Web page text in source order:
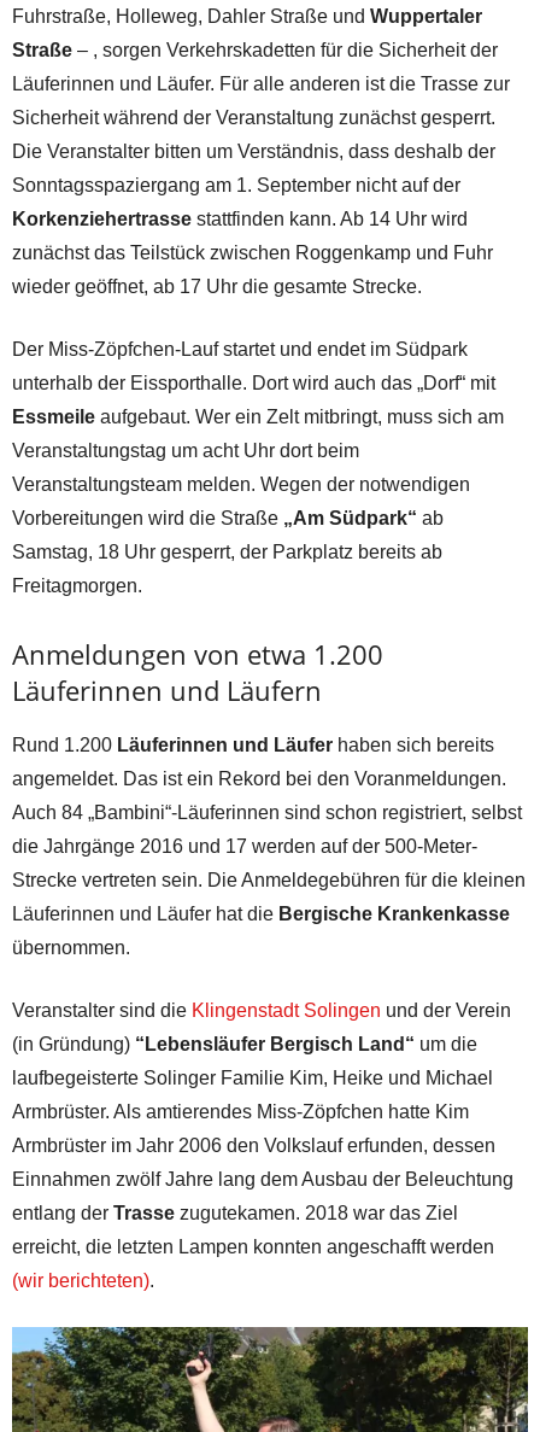
Fuhrstraße, Holleweg, Dahler Straße und Wuppertaler
Straße – , sorgen Verkehrskadetten für die Sicherheit der
Läuferinnen und Läufer. Für alle anderen ist die Trasse zur
Sicherheit während der Veranstaltung zunächst gesperrt.
Die Veranstalter bitten um Verständnis, dass deshalb der
Sonntagsspaziergang am 1. September nicht auf der
Korkenziehertrasse stattfinden kann. Ab 14 Uhr wird
zunächst das Teilstück zwischen Roggenkamp und Fuhr
wieder geöffnet, ab 17 Uhr die gesamte Strecke.
Der Miss-Zöpfchen-Lauf startet und endet im Südpark
unterhalb der Eissporthalle. Dort wird auch das „Dorf“ mit
Essmeile aufgebaut. Wer ein Zelt mitbringt, muss sich am
Veranstaltungstag um acht Uhr dort beim
Veranstaltungsteam melden. Wegen der notwendigen
Vorbereitungen wird die Straße „Am Südpark“ ab
Samstag, 18 Uhr gesperrt, der Parkplatz bereits ab
Freitagmorgen.
Anmeldungen von etwa 1.200
Läuferinnen und Läufern
Rund 1.200 Läuferinnen und Läufer haben sich bereits
angemeldet. Das ist ein Rekord bei den Voranmeldungen.
Auch 84 „Bambini“-Läuferinnen sind schon registriert, selbst
die Jahrgänge 2016 und 17 werden auf der 500-Meter-
Strecke vertreten sein. Die Anmeldegebühren für die kleinen
Läuferinnen und Läufer hat die Bergische Krankenkasse
übernommen.
Veranstalter sind die Klingenstadt Solingen und der Verein
(in Gründung) “Lebensläufer Bergisch Land“ um die
laufbegeisterte Solinger Familie Kim, Heike und Michael
Armbrüster. Als amtierendes Miss-Zöpfchen hatte Kim
Armbrüster im Jahr 2006 den Volkslauf erfunden, dessen
Einnahmen zwölf Jahre lang dem Ausbau der Beleuchtung
entlang der Trasse zugutekamen. 2018 war das Ziel
erreicht, die letzten Lampen konnten angeschafft werden
(wir berichteten).